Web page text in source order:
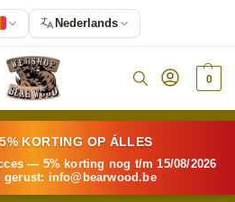
0
KORTING OP ÁLLES
— 5% korting nog t/m 15/08/2026
info@ bearwood.be
Nederlands